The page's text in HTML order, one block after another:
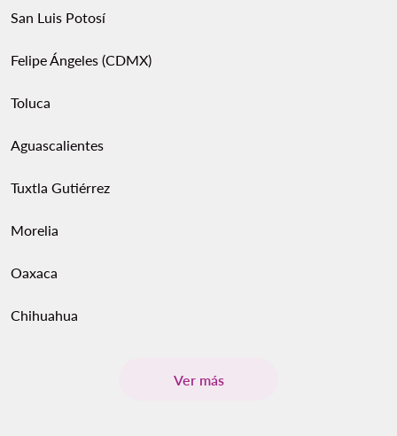
San Luis Potosí
Felipe Ángeles (CDMX)
Toluca
Aguascalientes
Tuxtla Gutiérrez
Morelia
Oaxaca
Chihuahua
Ver más